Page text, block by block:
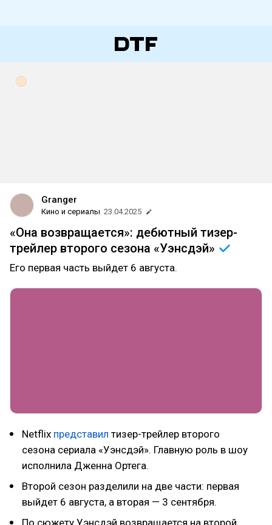
Granger
Кино и сериалы 23.04.2025
«Она возвращается»: дебютный тизер-
трейлер второго сезона «Уэнсдэй»
Его первая часть выйдет 6 августа.
Netflix представил тизер-трейлер второго
сезона сериала «Уэнсдэй». Главную роль в шоу
исполнила Дженна Ортега.
Второй сезон разделили на две части: первая
выйдет 6 августа, а вторая — 3 сентября.
По сюжету Уэнсдэй возвращается на второй